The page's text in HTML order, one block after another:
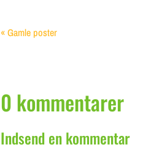
« Gamle poster
0 kommentarer
Indsend en kommentar